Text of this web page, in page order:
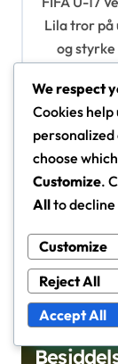
n
Lila tror på
og
Related
2024
Frankrig
We respect
Cookies
personalized
choose
Customize.
Allto
Customize
Reject All
Accept All